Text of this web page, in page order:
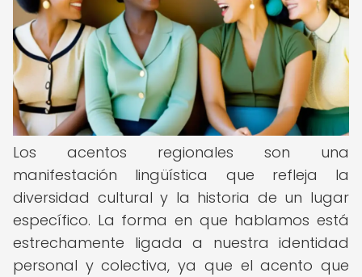
Los acentos regionales son una
manifestación lingüística que refleja la
diversidad cultural y la historia de un lugar
específico. La forma en que hablamos está
estrechamente ligada a nuestra identidad
personal y colectiva, ya que el acento que